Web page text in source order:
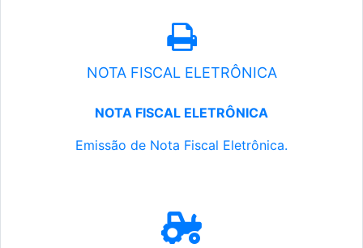
NOTA FISCAL ELETRÔNICA
NOTA FISCAL ELETRÔNICA
Emissão de Nota Fiscal Eletrônica.